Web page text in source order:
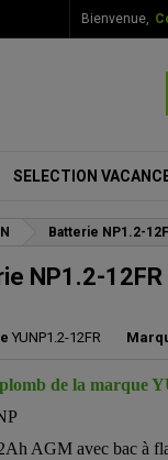
Bienvenue,
SELECTION
Batterie NP1.2-
NP1.2-12FR
YUNP1.2-12FR
de la marque
AGM avec bac à